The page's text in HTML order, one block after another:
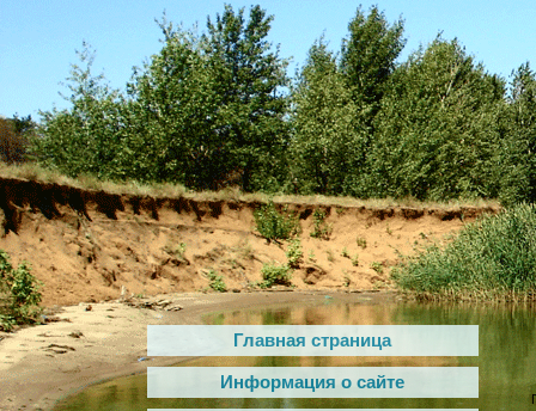
Главная страница
Информация о сайте